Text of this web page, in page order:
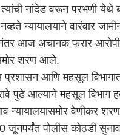
नांदेड वरून परभणी येथे
न्यायालयाने वारंवार
आज अचानक फरार
समोर शरण आले.
प्रशासन आणि महसूल
पुढे आल्याने महसूल विभाग
न्यायालयासमोर वेणीकर
जूनपर्यंत पोलीस कोठडी